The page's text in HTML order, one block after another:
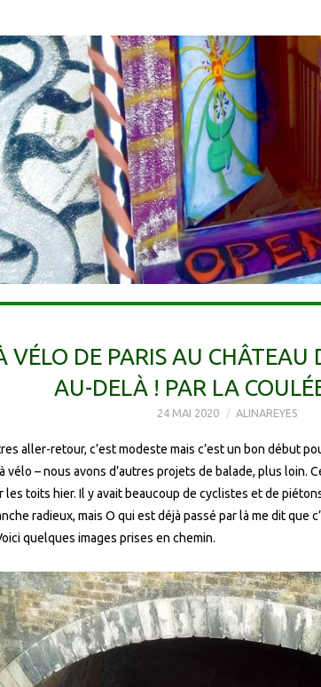
VÉLO DE PARIS AU CHÂTEAU
AU-DELÀ ! PAR LA
24 MAI 2020 ALINAREYES
aller-retour, c’est modeste mais c’est un bon début
vélo – nous avons d’autres projets de balade, plus loin.
les toits hier. Il y avait beaucoup de cyclistes et de
radieux, mais O qui est déjà passé par là me dit que
quelques images prises en chemin.